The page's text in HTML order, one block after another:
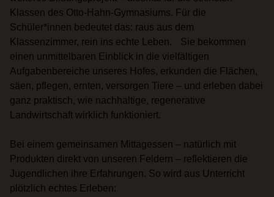
Klassen des Otto-Hahn-Gymnasiums. Für die
Schüler*innen bedeutet das: raus aus dem
Klassenzimmer, rein ins echte Leben. Sie bekommen
einen unmittelbaren Einblick in die vielfältigen
Aufgabenbereiche unseres Hofes, erkunden die Flächen,
säen, pflegen, ernten, versorgen Tiere – und erleben dabei
ganz praktisch, wie nachhaltige, regenerative
Landwirtschaft wirklich funktioniert.
Bei einem gemeinsamen Mittagessen – natürlich mit
Produkten direkt von unseren Feldern – reflektieren die
Jugendlichen ihre Erfahrungen. So wird aus Unterricht
plötzlich echtes Erleben: